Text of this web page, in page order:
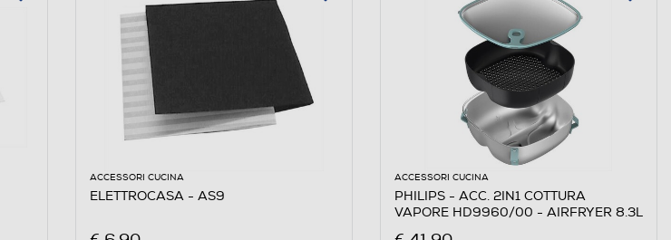
ACCESSORI CUCINA
ELETTROCASA - AS9
ACCESSORI CUCINA
PHILIPS - ACC. 2IN1 COTTURA
VAPORE HD9960/00 - AIRFRYER 8.3L